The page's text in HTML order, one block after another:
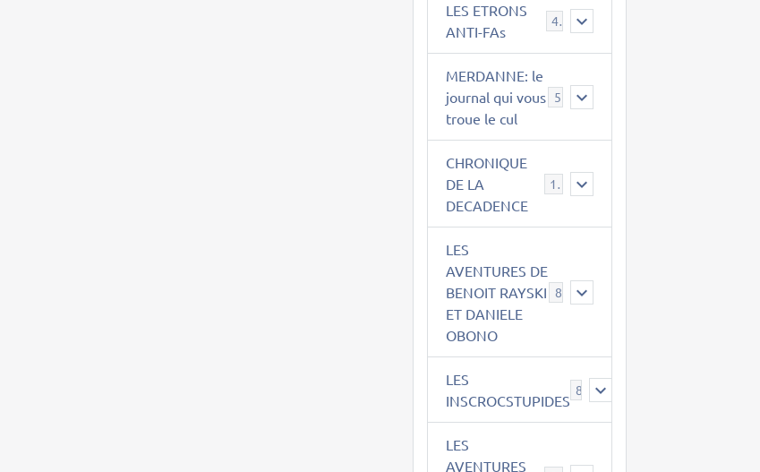
LES ETRONS
ANTI-FAs
4
MERDANNE: le
journal qui vous
troue le cul
CHRONIQUE
DE LA
DECADENCE
12
LES
AVENTURES DE
BENOIT RAYSKI
ET DANIELE
OBONO
LES
INSCROCSTUPIDES
8
LES
AVENTURES